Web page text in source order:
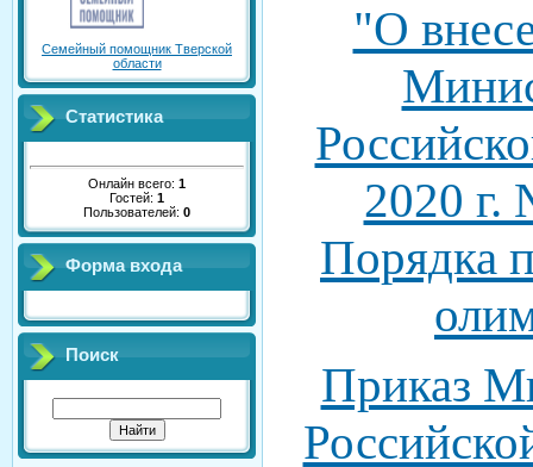
Семейный помощник Тверской
области
Статистика
Онлайн всего: 1
Гостей: 1
Пользователей: 0
Форма входа
Поиск
"О
2020
Порядка
Приказ